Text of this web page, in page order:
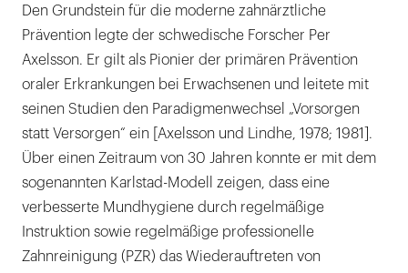
Der Intraoralscan als neues Forschungstool
Fazit
Den Grundstein für die moderne zahnärztliche
Prävention legte der schwedische Forscher Per
Axelsson. Er gilt als Pionier der primären Prävention
oraler Erkrankungen bei Erwachsenen und leitete mit
seinen Studien den Paradigmenwechsel „Vorsorgen
statt Versorgen“ ein [Axelsson und Lindhe, 1978; 1981].
Über einen Zeitraum von 30 Jahren konnte er mit dem
sogenannten Karlstad-Modell zeigen, dass eine
verbesserte Mundhygiene durch regelmäßige
Instruktion sowie regelmäßige professionelle
Zahnreinigung (PZR) das Wiederauftreten von